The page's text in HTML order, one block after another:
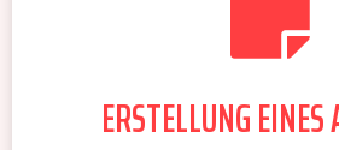
ERSTELLUNG EINES